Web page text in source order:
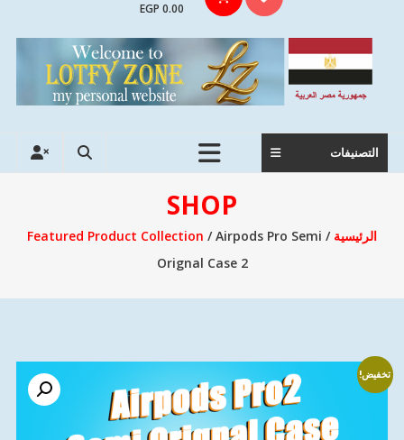
0.00 EGP
التصنيفات
SHOP
الرئيسية /
Featured Product Collection / Airpods Pro Semi
Orignal Case 2
تخفيض!